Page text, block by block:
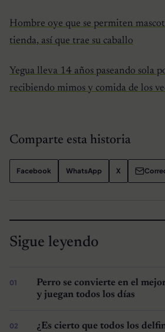
Hombre oye que se permiten
tienda, así que trae su caballo
Yegua lleva 14 años paseando sola
recibiendo mimos y comida de los
Comparte esta historia
Facebook WhatsApp X
Sigue leyendo
Perro se convierte en el
y juegan todos los días
¿Es cierto que todos los